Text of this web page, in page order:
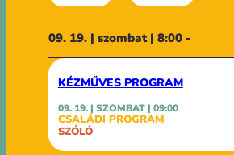
09. 19. | szombat | 8:00 -
KÉZMŰVES PROGRAM
09. 19. | SZOMBAT | 09:00
CSALÁDI PROGRAM
SZÓLÓ